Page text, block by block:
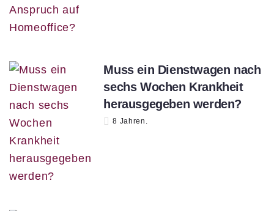
Muss ein Dienstwagen nach
sechs Wochen Krankheit
herausgegeben werden?
8 Jahren.